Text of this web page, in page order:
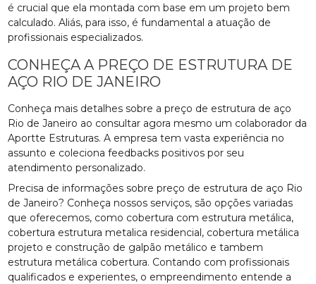
é crucial que ela montada com base em um projeto bem
calculado. Aliás, para isso, é fundamental a atuação de
profissionais especializados.
CONHEÇA A PREÇO DE ESTRUTURA DE
AÇO RIO DE JANEIRO
Conheça mais detalhes sobre a preço de estrutura de aço
Rio de Janeiro ao consultar agora mesmo um colaborador da
Aportte Estruturas. A empresa tem vasta experiência no
assunto e coleciona feedbacks positivos por seu
atendimento personalizado.
Precisa de informações sobre preço de estrutura de aço Rio
de Janeiro? Conheça nossos serviços, são opções variadas
que oferecemos, como cobertura com estrutura metálica,
cobertura estrutura metalica residencial, cobertura metálica
projeto e construção de galpão metálico e tambem
estrutura metálica cobertura. Contando com profissionais
qualificados e experientes, o empreendimento entende a